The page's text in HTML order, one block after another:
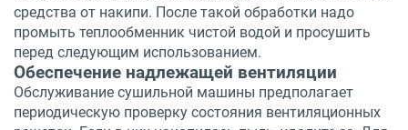
средства от накипи. После такой обработки надо
промыть теплообменник чистой водой и просушить
перед следующим использованием.
Обеспечение надлежащей вентиляции
Обслуживание сушильной машины предполагает
периодическую проверку состояния вентиляционных